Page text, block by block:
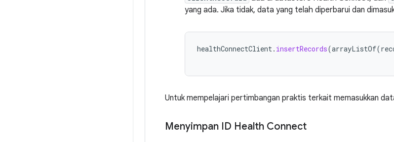
yang ada. Jika tidak, data yang telah diperbarui dan
healthConnectClient. insertRecords(arrayListOf(
Untuk mempelajari pertimbangan praktis terkait memasukkan
Menyimpan ID Health Connect